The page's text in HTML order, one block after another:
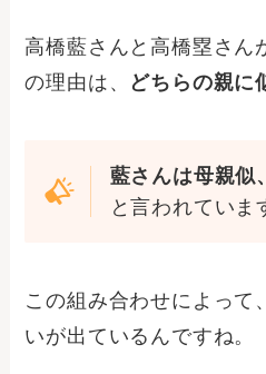
高橋藍さんと高橋塁さん
の理由は、
どちらの親に
藍さんは母親似
と言われていま
この組み合わせによって
いが出ているんですね。